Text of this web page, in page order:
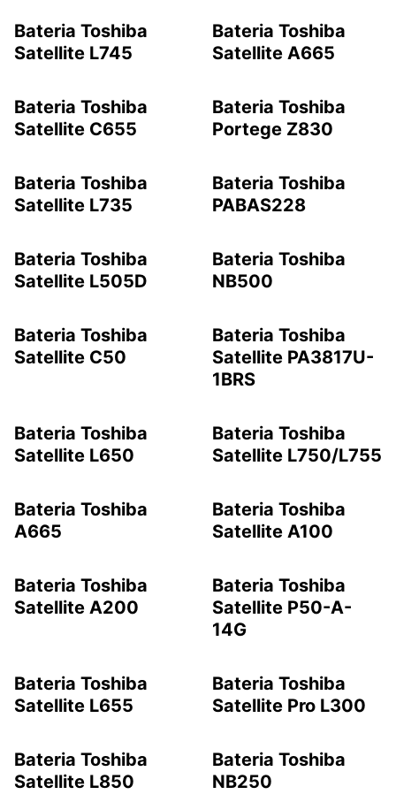
Bateria Toshiba
Satellite L745
Bateria Toshiba
Satellite A665
Bateria Toshiba
Satellite C655
Bateria Toshiba
Portege Z830
Bateria Toshiba
Satellite L735
Bateria Toshiba
PABAS228
Bateria Toshiba
Satellite L505D
Bateria Toshiba
NB500
Bateria Toshiba
Satellite C50
Bateria Toshiba
Satellite PA3817U-
1BRS
Bateria Toshiba
Satellite L650
Bateria Toshiba
Satellite L750/L755
Bateria Toshiba
A665
Bateria Toshiba
Satellite A100
Bateria Toshiba
Satellite A200
Bateria Toshiba
Satellite P50-A-
14G
Bateria Toshiba
Satellite L655
Bateria Toshiba
Satellite Pro L300
Bateria Toshiba
Satellite L850
Bateria Toshiba
NB250